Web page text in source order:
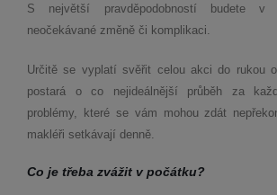
S největší pravděpodobností budete
neočekávané změně či komplikaci.
Určitě se vyplatí svěřit celou akci do rukou
postará o co nejideálnější průběh za
problémy, které se vám mohou zdát
makléři setkávají denně.
Co je třeba zvážit v počátku?